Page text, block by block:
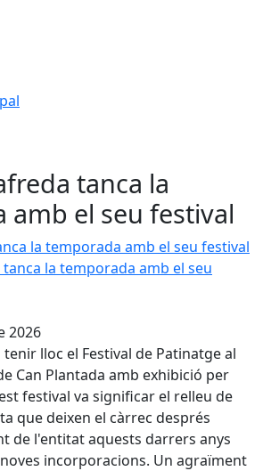
tanca la
amb el seu festival
la temporada amb el seu festival
2026
lloc el Festival de Patinatge al
Can Plantada amb exhibició per
festival va significar el relleu de
que deixen el càrrec després
de l'entitat aquests darrers anys
incorporacions. Un agraïment